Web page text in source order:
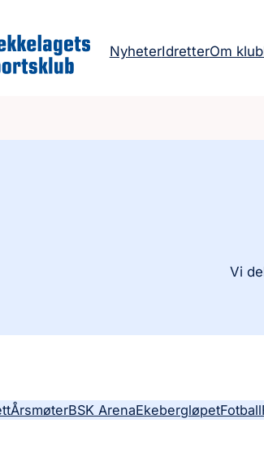
NyheterIdretterOm
Vi
ÅrsmøterBSK ArenaEkebergløpetFotball